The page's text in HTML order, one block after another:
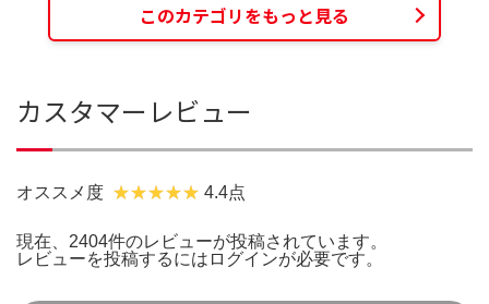
このカテゴリをもっと見る
カスタマーレビュー
オススメ度 4.4点
現在、2404件のレビューが投稿されています。
レビューを投稿するには ログインが必要です。